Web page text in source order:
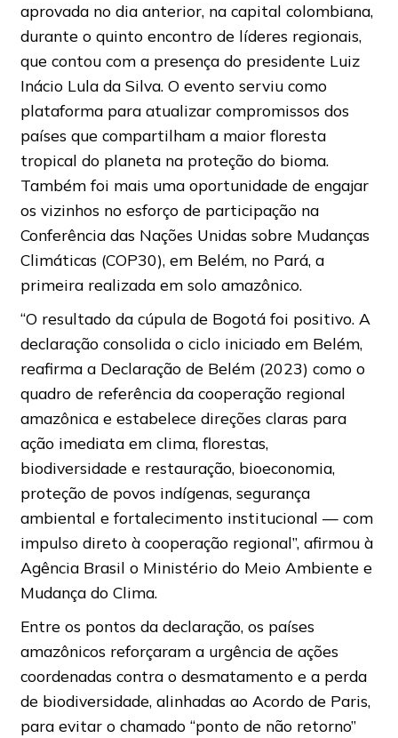
aprovada no dia anterior, na capital colombiana,
durante o quinto encontro de líderes regionais,
que contou com a presença do presidente Luiz
Inácio Lula da Silva. O evento serviu como
plataforma para atualizar compromissos dos
países que compartilham a maior floresta
tropical do planeta na proteção do bioma.
Também foi mais uma oportunidade de engajar
os vizinhos no esforço de participação na
Conferência das Nações Unidas sobre Mudanças
Climáticas (COP30), em Belém, no Pará, a
primeira realizada em solo amazônico.
“O resultado da cúpula de Bogotá foi positivo. A
declaração consolida o ciclo iniciado em Belém,
reafirma a Declaração de Belém (2023) como o
quadro de referência da cooperação regional
amazônica e estabelece direções claras para
ação imediata em clima, florestas,
biodiversidade e restauração, bioeconomia,
proteção de povos indígenas, segurança
ambiental e fortalecimento institucional — com
impulso direto à cooperação regional”, afirmou à
Agência Brasil o Ministério do Meio Ambiente e
Mudança do Clima.
Entre os pontos da declaração, os países
amazônicos reforçaram a urgência de ações
coordenadas contra o desmatamento e a perda
de biodiversidade, alinhadas ao Acordo de Paris,
para evitar o chamado “ponto de não retorno”